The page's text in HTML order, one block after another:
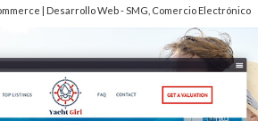
| Desarrollo Web - SMG Comercio Electrónico